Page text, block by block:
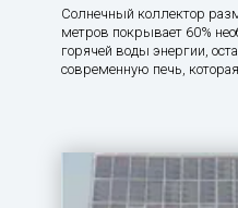
Солнечный коллектор
метров покрывает 60%
горячей воды энергии,
современную печь,